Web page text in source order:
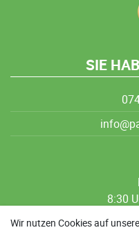
SIE
8:30
8:30
Wir nutzen Cookies auf